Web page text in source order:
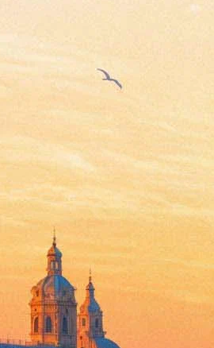
лекции
книги